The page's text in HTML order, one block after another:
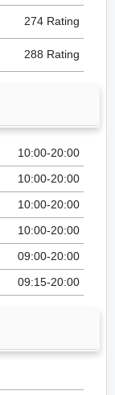
274 Rating
288 Rating
10:00-20:00
10:00-20:00
10:00-20:00
10:00-20:00
09:00-20:00
09:15-20:00